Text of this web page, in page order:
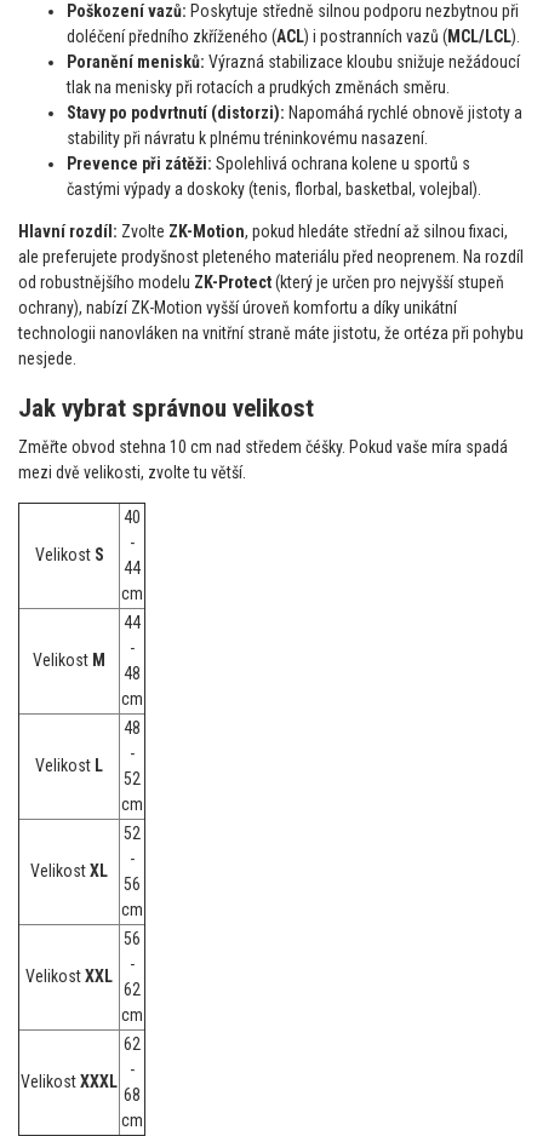
Poškození vazů: Poskytuje středně silnou podporu nezbytnou při
doléčení předního zkříženého (ACL) i postranních vazů (MCL/LCL).
Poranění menisků: Výrazná stabilizace kloubu snižuje nežádoucí
tlak na menisky při rotacích a prudkých změnách směru.
Stavy po podvrtnutí (distorzi): Napomáhá rychlé obnově jistoty a
stability při návratu k plnému tréninkovému nasazení.
Prevence při zátěži: Spolehlivá ochrana kolene u sportů s
častými výpady a doskoky (tenis, florbal, basketbal, volejbal).
Hlavní rozdíl: Zvolte ZK-Motion, pokud hledáte střední až silnou fixaci,
ale preferujete prodyšnost pleteného materiálu před neoprenem. Na rozdíl
od robustnějšího modelu ZK-Protect(který je určen pro nejvyšší stupeň
ochrany), nabízí ZK-Motion vyšší úroveň komfortu a díky unikátní
technologii nanovláken na vnitřní straně máte jistotu, že ortéza při pohybu
nesjede.
Jak vybrat správnou velikost
Změřte obvod stehna 10 cm nad středem čéšky. Pokud vaše míra spadá
mezi dvě velikosti, zvolte tu větší.
Velikost S
40
-
44
cm
Velikost M
44
-
48
cm
Velikost L
48
-
52
cm
VelikostXL
52
-
56
cm
VelikostXXL
56
-
62
cm
VelikostXXXL
62
-
68
cm